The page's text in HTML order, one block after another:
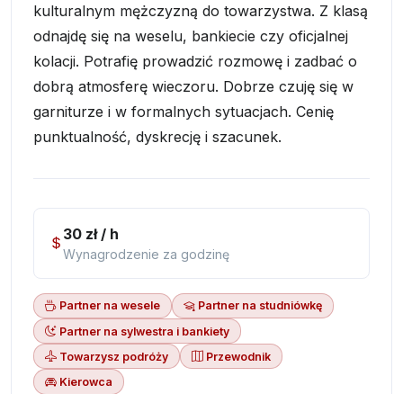
kulturalnym mężczyzną do towarzystwa. Z klasą
odnajdę się na weselu, bankiecie czy oficjalnej
kolacji. Potrafię prowadzić rozmowę i zadbać o
dobrą atmosferę wieczoru. Dobrze czuję się w
garniturze i w formalnych sytuacjach. Cenię
punktualność, dyskrecję i szacunek.
30 zł / h
Wynagrodzenie za godzinę
Partner na wesele
Partner na studniówkę
Partner na sylwestra i bankiety
Towarzysz podróży
Przewodnik
Kierowca